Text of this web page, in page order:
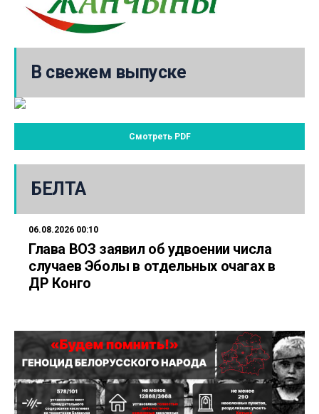
В свежем выпуске
Смотреть PDF
БЕЛТА
06.08.2026 00:10
Глава ВОЗ заявил об удвоении числа
случаев Эболы в отдельных очагах в
ДР Конго